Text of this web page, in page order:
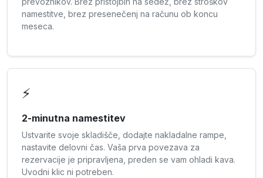
namestitve, brez presenečenj na računu ob koncu
meseca.
⚡
2-minutna namestitev
Ustvarite svoje skladišče, dodajte nakladalne rampe,
nastavite delovni čas. Vaša prva povezava za
rezervacije je pripravljena, preden se vam ohladi kava.
Uvodni klic ni potreben.